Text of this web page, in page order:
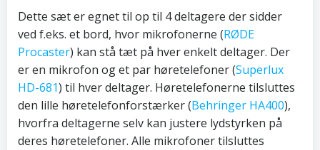
Dette sæt er egnet til op til 4 deltagere der sidder
ved f.eks. et bord, hvor mikrofonerne (RØDE
Procaster) kan stå tæt på hver enkelt deltager. Der
er en mikrofon og et par høretelefoner (Superlux
HD-681) til hver deltager. Høretelefonerne tilsluttes
den lille høretelefonforstærker (Behringer HA400),
hvorfra deltagerne selv kan justere lydstyrken på
deres høretelefoner. Alle mikrofoner tilsluttes